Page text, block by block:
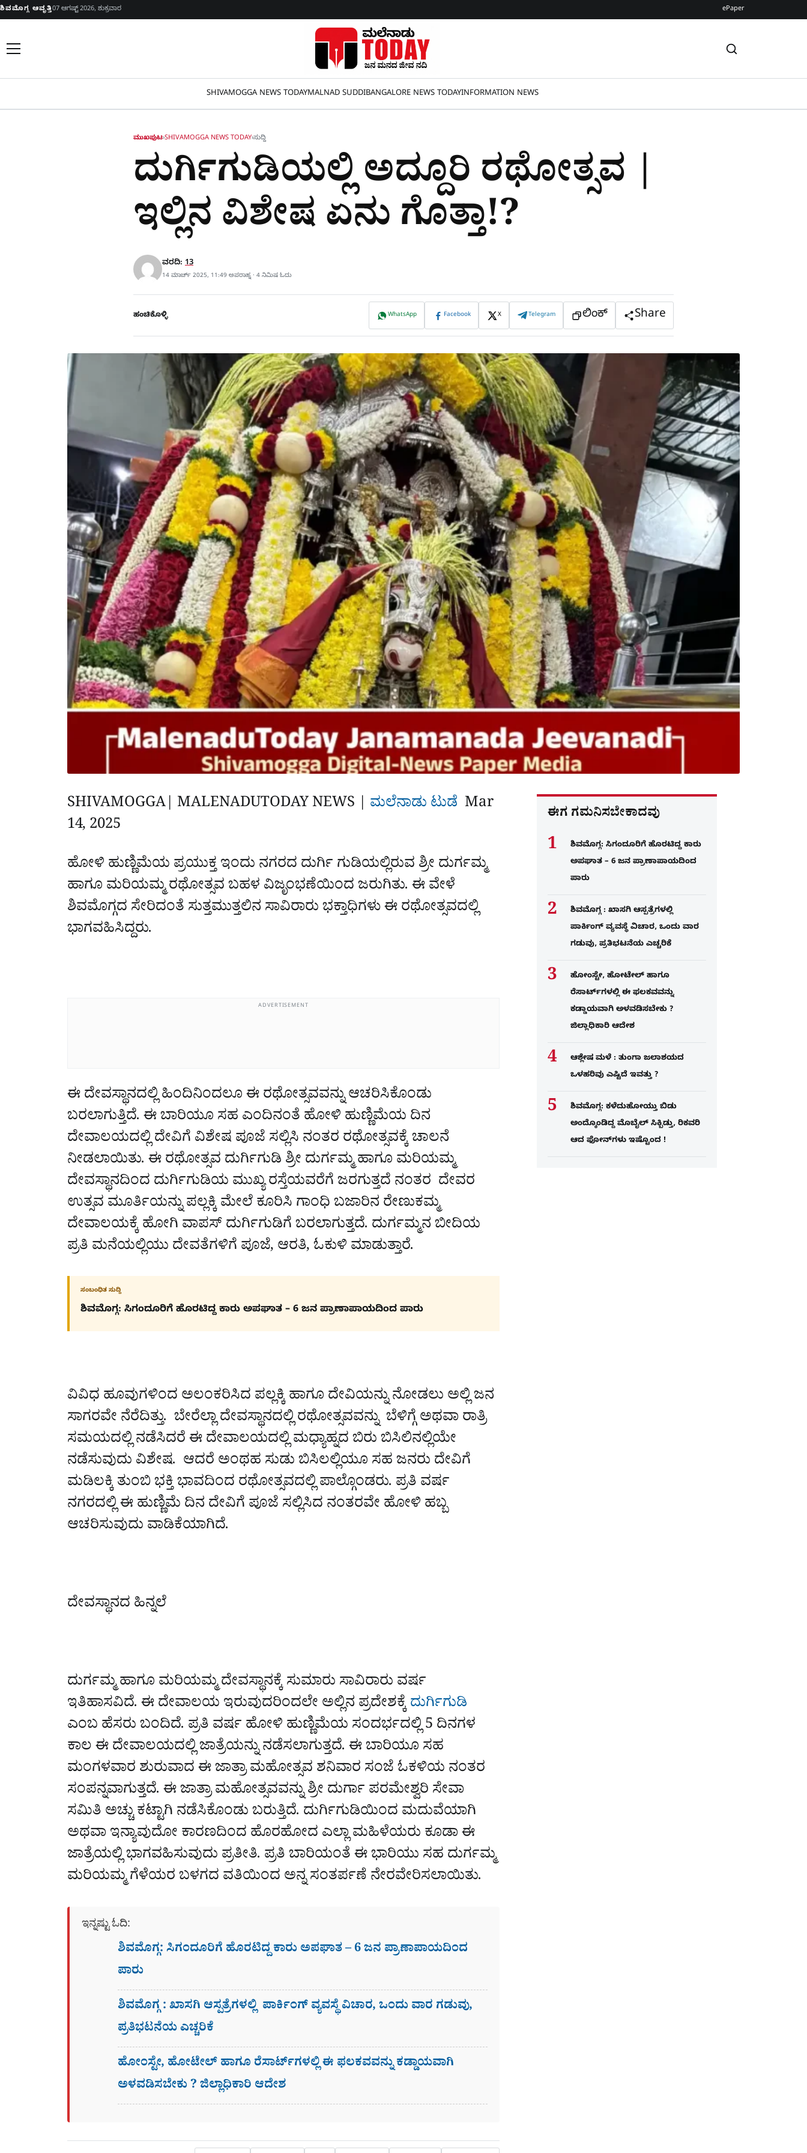
Skip to content
ಶಿವಮೊಗ್ಗ ಆವೃತ್ತಿ07 ಆಗಷ್ಟ್ 2026, ಶುಕ್ರವಾರ ePaper
SHIVAMOGGA NEWS TODAYMALNAD SUDDIBANGALORE NEWS TODAYINFORMATION NEWS
ಮುಖಪುಟ›SHIVAMOGGA NEWS TODAY›ಸುದ್ದಿ
ದುರ್ಗಿಗುಡಿಯಲ್ಲಿ ಅದ್ದೂರಿ ರಥೋತ್ಸವ |
ಇಲ್ಲಿನ ವಿಶೇಷ ಏನು ಗೊತ್ತಾ!?
ವರದಿ: 13
14 ಮಾರ್ಚ್ 2025, 11:49 ಅಪರಾಹ್ನ · 4 ನಿಮಿಷ ಓದು
ಹಂಚಿಕೊಳ್ಳಿ WhatsApp Facebook X Telegram ಲಿಂಕ್ Share
SHIVAMOGGA| MALENADUTODAY NEWS | ಮಲೆನಾಡು ಟುಡೆ Mar
14, 2025
ಹೋಳಿ ಹುಣ್ಣಿಮೆಯ ಪ್ರಯುಕ್ತ ಇಂದು ನಗರದ ದುರ್ಗಿ ಗುಡಿಯಲ್ಲಿರುವ ಶ್ರೀ ದುರ್ಗಮ್ಮ
ಹಾಗೂ ಮರಿಯಮ್ಮ ರಥೋತ್ಸವ ಬಹಳ ವಿಜೃಂಭಣೆಯಿಂದ ಜರುಗಿತು. ಈ ವೇಳೆ
ಶಿವಮೊಗ್ಗದ ಸೇರಿದಂತೆ ಸುತ್ತಮುತ್ತಲಿನ ಸಾವಿರಾರು ಭಕ್ತಾಧಿಗಳು ಈ ರಥೋತ್ಸವದಲ್ಲಿ
ಭಾಗವಹಿಸಿದ್ದರು.
ADVERTISEMENT
ಈ ದೇವಸ್ಥಾನದಲ್ಲಿ ಹಿಂದಿನಿಂದಲೂ ಈ ರಥೋತ್ಸವವನ್ನು ಆಚರಿಸಿಕೊಂಡು
ಬರಲಾಗುತ್ತಿದೆ. ಈ ಬಾರಿಯೂ ಸಹ ಎಂದಿನಂತೆ ಹೋಳಿ ಹುಣ್ಣಿಮೆಯ ದಿನ
ದೇವಾಲಯದಲ್ಲಿ ದೇವಿಗೆ ವಿಶೇಷ ಪೂಜೆ ಸಲ್ಲಿಸಿ ನಂತರ ರಥೋತ್ಸವಕ್ಕೆ ಚಾಲನೆ
ನೀಡಲಾಯಿತು. ಈ ರಥೋತ್ಸವ ದುರ್ಗಿಗುಡಿ ಶ್ರೀ ದುರ್ಗಮ್ಮ ಹಾಗೂ ಮರಿಯಮ್ಮ
ದೇವಸ್ಥಾನದಿಂದ ದುರ್ಗಿಗುಡಿಯ ಮುಖ್ಯ ರಸ್ತೆಯವರೆಗೆ ಜರಗುತ್ತದೆ ನಂತರ ದೇವರ
ಉತ್ಸವ ಮೂರ್ತಿಯನ್ನು ಪಲ್ಲಕ್ಕಿ ಮೇಲೆ ಕೂರಿಸಿ ಗಾಂಧಿ ಬಜಾರಿನ ರೇಣುಕಮ್ಮ
ದೇವಾಲಯಕ್ಕೆ ಹೋಗಿ ವಾಪಸ್ ದುರ್ಗಿಗುಡಿಗೆ ಬರಲಾಗುತ್ತದೆ. ದುರ್ಗಮ್ಮನ ಬೀದಿಯ
ಪ್ರತಿ ಮನೆಯಲ್ಲಿಯು ದೇವತೆಗಳಿಗೆ ಪೂಜೆ, ಆರತಿ, ಓಕುಳಿ ಮಾಡುತ್ತಾರೆ.
ಸಂಬಂಧಿತ ಸುದ್ದಿ
ಶಿವಮೊಗ್ಗ: ಸಿಗಂದೂರಿಗೆ ಹೊರಟಿದ್ದ ಕಾರು ಅಪಘಾತ – 6 ಜನ ಪ್ರಾಣಾಪಾಯದಿಂದ ಪಾರು
ವಿವಿಧ ಹೂವುಗಳಿಂದ ಅಲಂಕರಿಸಿದ ಪಲ್ಲಕ್ಕಿ ಹಾಗೂ ದೇವಿಯನ್ನು ನೋಡಲು ಅಲ್ಲಿ ಜನ
ಸಾಗರವೇ ನೆರೆದಿತ್ತು. ಬೇರೆಲ್ಲಾ ದೇವಸ್ಥಾನದಲ್ಲಿ ರಥೋತ್ಸವವನ್ನು ಬೆಳಿಗ್ಗೆ ಅಥವಾ ರಾತ್ರಿ
ಸಮಯದಲ್ಲಿ ನಡೆಸಿದರೆ ಈ ದೇವಾಲಯದಲ್ಲಿ ಮಧ್ಯಾಹ್ನದ ಬಿರು ಬಿಸಿಲಿನಲ್ಲಿಯೇ
ನಡೆಸುವುದು ವಿಶೇಷ. ಆದರೆ ಅಂಥಹ ಸುಡು ಬಿಸಿಲಲ್ಲಿಯೂ ಸಹ ಜನರು ದೇವಿಗೆ
ಮಡಿಲಕ್ಕಿ ತುಂಬಿ ಭಕ್ತಿ ಭಾವದಿಂದ ರಥೋತ್ಸವದಲ್ಲಿ ಪಾಲ್ಗೊಂಡರು. ಪ್ರತಿ ವರ್ಷ
ನಗರದಲ್ಲಿ ಈ ಹುಣ್ಣಿಮೆ ದಿನ ದೇವಿಗೆ ಪೂಜೆ ಸಲ್ಲಿಸಿದ ನಂತರವೇ ಹೋಳಿ ಹಬ್ಬ
ಆಚರಿಸುವುದು ವಾಡಿಕೆಯಾಗಿದೆ.
ದೇವಸ್ಥಾನದ ಹಿನ್ನಲೆ
ದುರ್ಗಮ್ಮ ಹಾಗೂ ಮರಿಯಮ್ಮ ದೇವಸ್ಥಾನಕ್ಕೆ ಸುಮಾರು ಸಾವಿರಾರು ವರ್ಷ
ಇತಿಹಾಸವಿದೆ. ಈ ದೇವಾಲಯ ಇರುವುದರಿಂದಲೇ ಅಲ್ಲಿನ ಪ್ರದೇಶಕ್ಕೆದುರ್ಗಿಗುಡಿ
ಎಂಬ ಹೆಸರು ಬಂದಿದೆ. ಪ್ರತಿ ವರ್ಷ ಹೋಳಿ ಹುಣ್ಣಿಮೆಯ ಸಂದರ್ಭದಲ್ಲಿ 5 ದಿನಗಳ
ಕಾಲ ಈ ದೇವಾಲಯದಲ್ಲಿ ಜಾತ್ರೆಯನ್ನು ನಡೆಸಲಾಗುತ್ತದೆ. ಈ ಬಾರಿಯೂ ಸಹ
ಮಂಗಳವಾರ ಶುರುವಾದ ಈ ಜಾತ್ರಾ ಮಹೋತ್ಸವ ಶನಿವಾರ ಸಂಜೆ ಓಕಳಿಯ ನಂತರ
ಸಂಪನ್ನವಾಗುತ್ತದೆ. ಈ ಜಾತ್ರಾ ಮಹೋತ್ಸವವನ್ನು ಶ್ರೀ ದುರ್ಗಾ ಪರಮೇಶ್ವರಿ ಸೇವಾ
ಸಮಿತಿ ಅಚ್ಚು ಕಟ್ಟಾಗಿ ನಡೆಸಿಕೊಂಡು ಬರುತ್ತಿದೆ. ದುರ್ಗಿಗುಡಿಯಿಂದ ಮದುವೆಯಾಗಿ
ಅಥವಾ ಇನ್ಯಾವುದೋ ಕಾರಣದಿಂದ ಹೊರಹೋದ ಎಲ್ಲಾ ಮಹಿಳೆಯರು ಕೂಡಾ ಈ
ಜಾತ್ರೆಯಲ್ಲಿ ಭಾಗವಹಿಸುವುದು ಪ್ರತೀತಿ. ಪ್ರತಿ ಬಾರಿಯಂತೆ ಈ ಭಾರಿಯು ಸಹ ದುರ್ಗಮ್ಮ
ಮರಿಯಮ್ಮ ಗೆಳೆಯರ ಬಳಗದ ವತಿಯಿಂದ ಅನ್ನ ಸಂತರ್ಪಣೆ ನೇರವೇರಿಸಲಾಯಿತು.
ಇನ್ನಷ್ಟು ಓದಿ:
ಶಿವಮೊಗ್ಗ: ಸಿಗಂದೂರಿಗೆ ಹೊರಟಿದ್ದ ಕಾರು ಅಪಘಾತ – 6 ಜನ ಪ್ರಾಣಾಪಾಯದಿಂದ
ಪಾರು
ಶಿವಮೊಗ್ಗ : ಖಾಸಗಿ ಆಸ್ಪತ್ರೆಗಳಲ್ಲಿ ಪಾರ್ಕಿಂಗ್​ ವ್ಯವಸ್ಥೆ ವಿಚಾರ, ಒಂದು ವಾರ ಗಡುವು,
ಪ್ರತಿಭಟನೆಯ ಎಚ್ಚರಿಕೆ
ಹೋಂಸ್ಟೇ, ಹೋಟೇಲ್ ಹಾಗೂ ರೆಸಾರ್ಟ್‌ಗಳಲ್ಲಿ ಈ ಫಲಕವವನ್ನು ಕಡ್ಡಾಯವಾಗಿ
ಅಳವಡಿಸಬೇಕು ? ಜಿಲ್ಲಾಧಿಕಾರಿ ಆದೇಶ
ಈಗ ಗಮನಿಸಬೇಕಾದವು
ಶಿವಮೊಗ್ಗ: ಸಿಗಂದೂರಿಗೆ ಹೊರಟಿದ್ದ ಕಾರು
ಅಪಘಾತ – 6 ಜನ ಪ್ರಾಣಾಪಾಯದಿಂದ
ಪಾರು
ಶಿವಮೊಗ್ಗ : ಖಾಸಗಿ ಆಸ್ಪತ್ರೆಗಳಲ್ಲಿ
ಪಾರ್ಕಿಂಗ್​ ವ್ಯವಸ್ಥೆ ವಿಚಾರ, ಒಂದು ವಾರ
ಗಡುವು, ಪ್ರತಿಭಟನೆಯ ಎಚ್ಚರಿಕೆ
ಹೋಂಸ್ಟೇ, ಹೋಟೇಲ್ ಹಾಗೂ
ರೆಸಾರ್ಟ್‌ಗಳಲ್ಲಿ ಈ ಫಲಕವವನ್ನು
ಕಡ್ಡಾಯವಾಗಿ ಅಳವಡಿಸಬೇಕು ?
ಜಿಲ್ಲಾಧಿಕಾರಿ ಆದೇಶ
ಆಶ್ಲೇಷ ಮಳೆ : ತುಂಗಾ ಜಲಾಶಯದ
ಒಳಹರಿವು ಎಷ್ಟಿದೆ ಇವತ್ತು ?
ಶಿವಮೊಗ್ಗ: ಕಳೆದುಹೋಯ್ತು ಬಿಡು
ಅಂದ್ಕೊಂಡಿದ್ದ ಮೊಬೈಲ್​ ಸಿಕ್ಬಿಡ್ತು, ರಿಕವರಿ
ಆದ ಫೋನ್​ಗಳು​ ಇಷ್ಟೊಂದ !